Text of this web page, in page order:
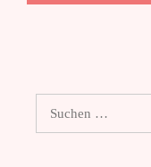
nach: